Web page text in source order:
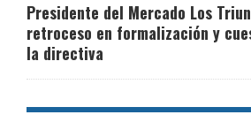
Presidente del Mercado Los
retroceso en formalización y
la directiva